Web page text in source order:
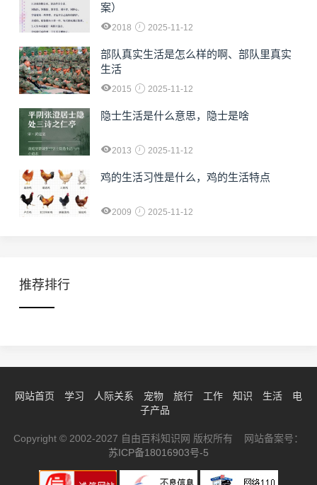
案）
2018 2025-11-12
部队真实生活是怎么样的啊、部队里真实
生活
2015 2025-11-12
隐士生活是什么意思，隐士是啥
2013 2025-11-12
鸡的生活习性是什么，鸡的生活特点
2009 2025-11-12
推荐排行
网站首页 学习 人际关系 宠物 旅行 工作 知识 生活
电
子产品
Copyright © 2002-2027 自由百科知识网 版权所有 网站备案号：
苏ICP备18016903号-5